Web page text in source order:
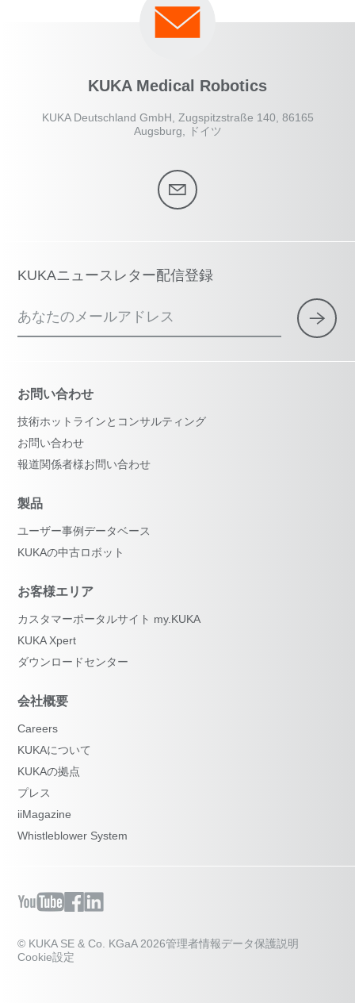
KUKA Medical Robotics
KUKA Deutschland GmbH, Zugspitzstraße 140, 86165
Augsburg, ドイツ
KUKAニュースレター配信登録
あなたのメールアドレス
お問い合わせ
技術ホットラインとコンサルティング
お問い合わせ
報道関係者様お問い合わせ
製品
ユーザー事例データベース
KUKAの中古ロボット
お客様エリア
カスタマーポータルサイト my.KUKA
KUKA Xpert
ダウンロードセンター
会社概要
Careers
KUKAについて
KUKAの拠点
プレス
iiMagazine
Whistleblower System
© KUKA SE & Co. KGaA 2026管理者情報データ保護説明
Cookie設定